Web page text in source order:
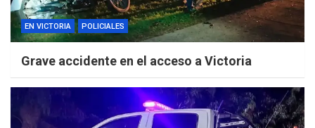
EN VICTORIA POLICIALES
Grave accidente en el acceso a Victoria